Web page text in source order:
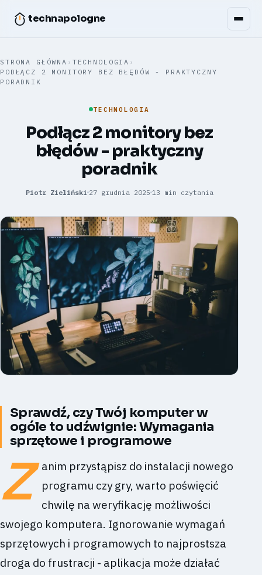
technapologne
STRONA GŁÓWNA › TECHNOLOGIA ›
PODŁĄCZ 2 MONITORY BEZ BŁĘDÓW - PRAKTYCZNY
PORADNIK
TECHNOLOGIA
Podłącz 2 monitory bez
błędów - praktyczny
poradnik
Piotr Zieliński 27 grudnia 2025 13 min czytania
Sprawdź, czy Twój komputer w
ogóle to udźwignie: Wymagania
sprzętowe i programowe
Z
anim przystąpisz do instalacji nowego
programu czy gry, warto poświęcić
chwilę na weryfikację możliwości
swojego komputera. Ignorowanie wymagań
sprzętowych i programowych to najprostsza
droga do frustracji - aplikacja może działać